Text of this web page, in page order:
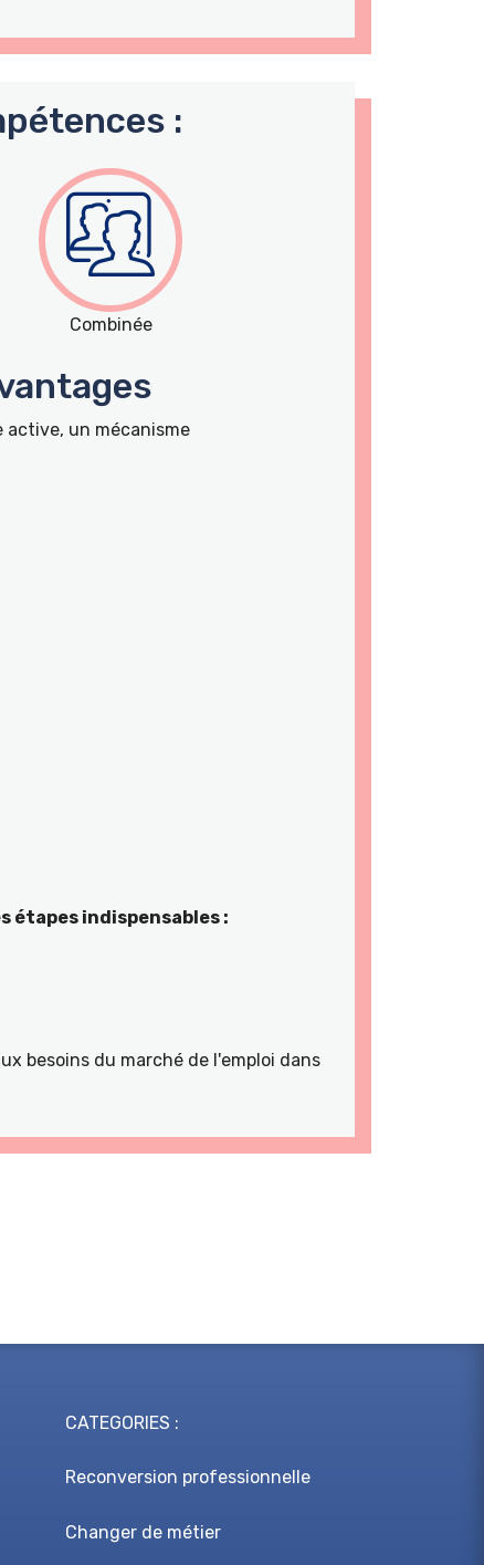
:
Combinée
active, un mécanisme
étapes indispensables :
besoins du marché de l'emploi dans
CATEGORIES :
Reconversion professionnelle
Changer de métier